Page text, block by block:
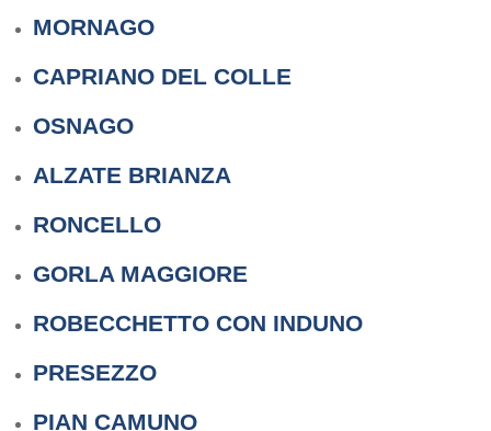
MORNAGO
CAPRIANO DEL COLLE
OSNAGO
ALZATE BRIANZA
RONCELLO
GORLA MAGGIORE
ROBECCHETTO CON INDUNO
PRESEZZO
PIAN CAMUNO